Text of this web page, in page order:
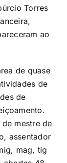
Torres
ao
de quase
de
de
mestre de
assentador
mag, tig